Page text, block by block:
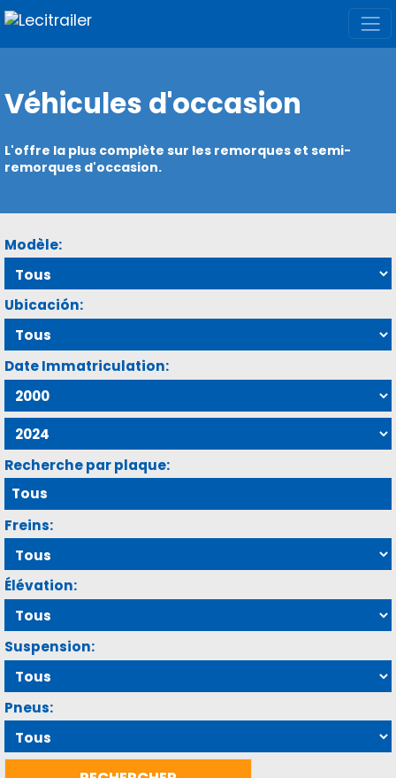
Véhicules d'occasion
L'offre la plus complète sur les remorques et semi-
remorques d'occasion.
Modèle:
Ubicación:
Date Immatriculation:
Recherche par plaque:
Freins:
Élévation:
Suspension:
Pneus: